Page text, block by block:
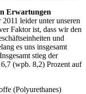
Erwartungen
leider unter unseren
Faktor ist, dass wir den
und
es uns insgesamt
stieg der
(wpb. 8,2) Prozent auf
(Polyurethanes)